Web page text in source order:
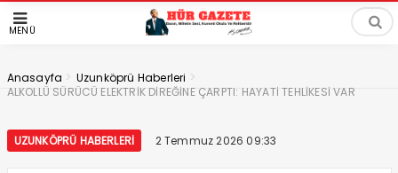
MENÜ
Anasayfa > Uzunköprü Haberleri >
ALKOLLÜ SÜRÜCÜ ELEKTRİK DİREĞİNE ÇARPTI: HAYATİ TEHLİKESİ VAR
UZUNKÖPRÜ HABERLERI 2 Temmuz 2026 09:33